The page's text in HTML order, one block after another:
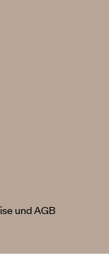
und AGB